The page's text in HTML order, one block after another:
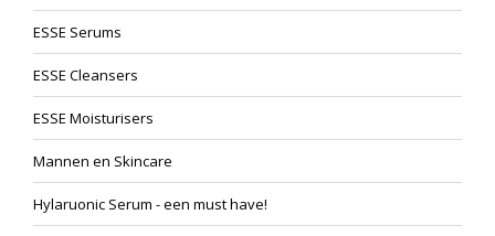
ESSE Serums
ESSE Cleansers
ESSE Moisturisers
Mannen en Skincare
Hylaruonic Serum - een must have!